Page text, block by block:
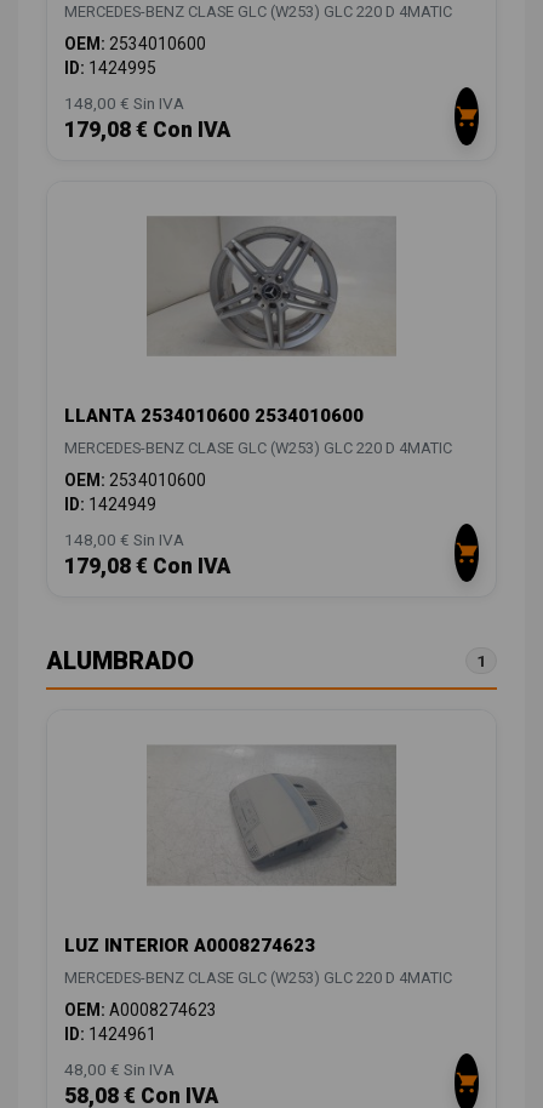
MERCEDES-BENZ CLASE GLC (W253) GLC 220 D 4MATIC
OEM: 2534010600
ID: 1424995
148,00 € Sin IVA
179,08 € Con IVA
LLANTA 2534010600 2534010600
MERCEDES-BENZ CLASE GLC (W253) GLC 220 D 4MATIC
OEM: 2534010600
ID: 1424949
148,00 € Sin IVA
179,08 € Con IVA
ALUMBRADO 1
LUZ INTERIOR A0008274623
MERCEDES-BENZ CLASE GLC (W253) GLC 220 D 4MATIC
OEM: A0008274623
ID: 1424961
48,00 € Sin IVA
58,08 € Con IVA